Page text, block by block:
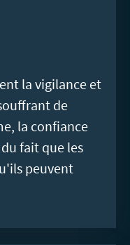
la vigilance et
de
la confiance
fait que les
peuvent